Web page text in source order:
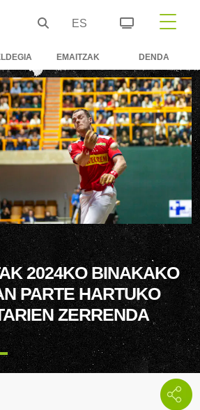
ES
EMAITZAK DENDA
2024KO BINAKAKO
PARTE HARTUKO
ZERRENDA